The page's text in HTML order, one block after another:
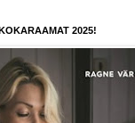
2025!